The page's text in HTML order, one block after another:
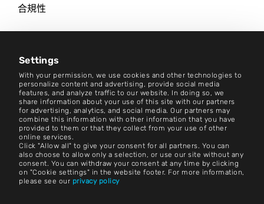
Settings
With your permission, we use cookies and other technologies to
personalize content and advertising, provide social media
features, and analyze traffic to our website. In doing so, we
share information about your use of this site with our partners
for advertising, analytics, and social media. Our partners may
combine this information with other information that you have
provided to them or that they collect from your use of other
online services.
Click "Allow all" to give your consent for all partners. You can
also choose to allow only a selection, or use our site without any
consent. You can withdraw your consent at any time by clicking
on "Cookie settings" in the website footer. For more information,
please see our privacy policy
合規性
新聞中心
聯絡人
工作機會
條款與細則
版本說明
法律聲明